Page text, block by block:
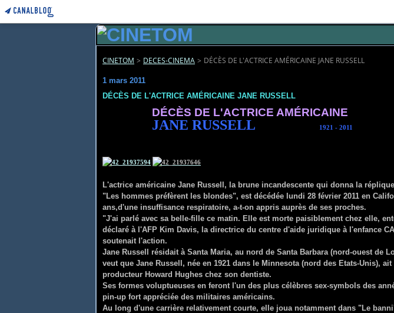
CINETOM > DECES-CINEMA > DÉCÈS DE L'ACTRICE AMÉRICAINE JANE RUSSELL
1 mars 2011
DÉCÈS DE L'ACTRICE AMÉRICAINE JANE RUSSELL
DÉCÈS DE L'ACTRICE AMÉRICAINE
JANE RUSSELL 1921 - 2011
L'actrice américaine Jane Russell, la brune incandescente qui donna la
"Les hommes préfèrent les blondes", est décédée lundi 28 février 2011 en
ans,d'une insuffisance respiratoire, a-t-on appris auprès de ses proches.
"J'ai parlé avec sa belle-fille ce matin. Elle est morte paisiblement chez elle,
déclaré à l'AFP Kim Davis, la directrice du centre d'aide juridique à l'enfance
soutenait l'action.
Jane Russell résidait à Santa Maria, au nord de Santa Barbara (nord-ouest de
veut que Jane Russell, née en 1921 dans le Minnesota (nord des Etats-Unis), ait
producteur Howard Hughes chez son dentiste.
Ses formes voluptueuses en feront l'un des plus célèbres sex-symbols des
pin-up fort appréciée des militaires américains.
Au long d'une carrière relativement courte, elle joua notamment dans "Le